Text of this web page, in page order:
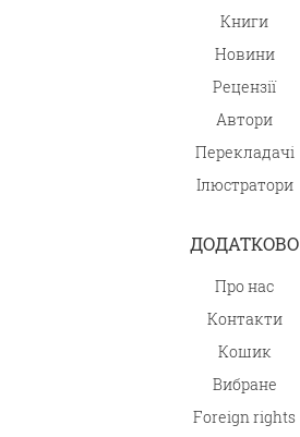
Книги
Новини
Рецензії
Автори
Перекладачі
Ілюстратори
ДОДАТКОВО
Про нас
Контакти
Кошик
Вибране
Foreign rights